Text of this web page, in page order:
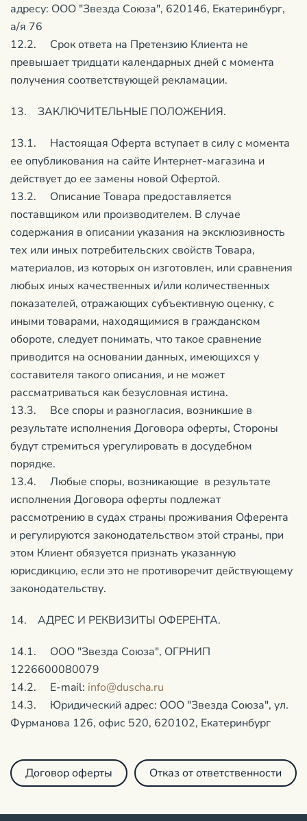
адресу: ООО "Звезда Союза", 620146, Екатеринбург,
а/я 76
12.2. Срок ответа на Претензию Клиента не
превышает тридцати календарных дней с момента
получения соответствующей рекламации.
13. ЗАКЛЮЧИТЕЛЬНЫЕ ПОЛОЖЕНИЯ.
13.1. Настоящая Оферта вступает в силу с момента
ее опубликования на сайте Интернет-магазина и
действует до ее замены новой Офертой.
13.2. Описание Товара предоставляется
поставщиком или производителем. В случае
содержания в описании указания на эксклюзивность
тех или иных потребительских свойств Товара,
материалов, из которых он изготовлен, или сравнения
любых иных качественных и/или количественных
показателей, отражающих субъективную оценку, с
иными товарами, находящимися в гражданском
обороте, следует понимать, что такое сравнение
приводится на основании данных, имеющихся у
составителя такого описания, и не может
рассматриваться как безусловная истина.
13.3. Все споры и разногласия, возникшие в
результате исполнения Договора оферты, Стороны
будут стремиться урегулировать в досудебном
порядке.
13.4. Любые споры, возникающие в результате
исполнения Договора оферты подлежат
рассмотрению в судах страны проживания Оферента
и регулируются законодательством этой страны, при
этом Клиент обязуется признать указанную
юрисдикцию, если это не противоречит действующему
законодательству.
14. АДРЕС И РЕКВИЗИТЫ ОФЕРЕНТА.
14.1. ООО "Звезда Союза", ОГРНИП
1226600080079
14.2. E-mail: info@duscha.ru
14.3. Юридический адрес: ООО "Звезда Союза", ул.
Фурманова 126, офис 520, 620102, Екатеринбург
Договор оферты Отказ от ответственности